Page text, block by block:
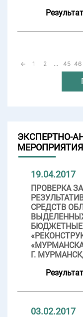
← 1 2 ... 45 46
ЭКСПЕРТНО-
МЕРОПРИЯТИЯ
19.04.2017
ПРОВЕРКА
СРЕДСТВ
ВЫДЕЛЕННЫХ
БЮДЖЕТНЫЕ
Г.
03.02.2017